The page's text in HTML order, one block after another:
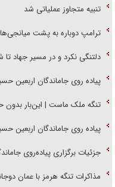
تنبیه متجاوز عملیاتی شد
ترامپ دوباره به پشت
دلتنگی نکرد و در مسیر جهاد تا
پیاده روی جاماندگان اربعین
تنگه ملک ماست | این‌بار بدون
پیاده روی جاماندگان اربعین
جزئیات برگزاری پیاده‌روی
مذاکرات تنگه هرمز با عمان